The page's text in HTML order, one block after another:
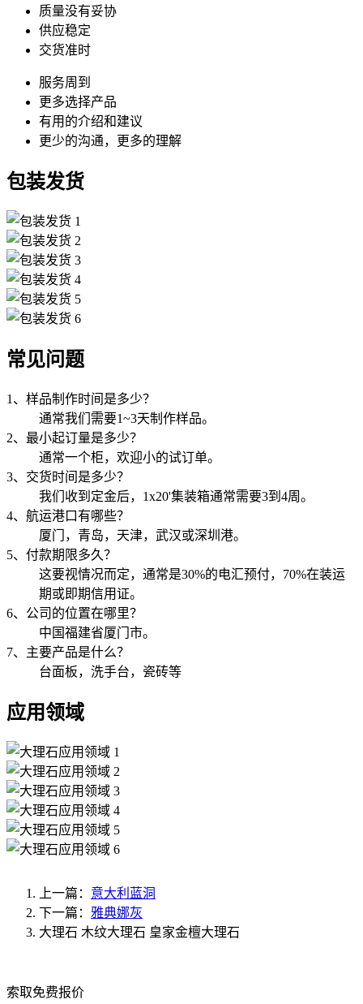
质量没有妥协
供应稳定
交货准时
服务周到
更多选择产品
有用的介绍和建议
更少的沟通，更多的理解
包装发货
常见问题
1、样品制作时间是多少？
通常我们需要1~3天制作样品。
2、最小起订量是多少？
通常一个柜，欢迎小的试订单。
3、交货时间是多少？
我们收到定金后，1x20'集装箱通常需要3到4周。
4、航运港口有哪些？
厦门，青岛，天津，武汉或深圳港。
5、付款期限多久？
这要视情况而定，通常是30%的电汇预付，70%在装运
期或即期信用证。
6、公司的位置在哪里？
中国福建省厦门市。
7、主要产品是什么？
台面板，洗手台，瓷砖等
应用领域
上一篇： 意大利蓝洞
下一篇： 雅典娜灰
大理石 木纹大理石 皇家金檀大理石
索取免费报价